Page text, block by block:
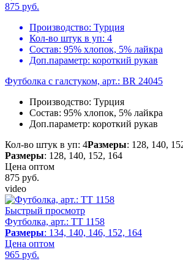
875 руб.
Производство: Турция
Кол-во штук в уп: 4
Состав: 95% хлопок, 5% лайкра
Доп.параметр: короткий рукав
Футболка с галстуком, арт.: BR 24045
Производство: Турция
Состав: 95% хлопок, 5% лайкра
Доп.параметр: короткий рукав
Кол-во штук в уп: 4Размеры: 128, 140,
Размеры: 128, 140, 152, 164
Цена оптом
875 руб.
video
Быстрый просмотр
Футболка, арт.: TT 1158
Размеры: 134, 140, 146, 152, 164
Цена оптом
965 руб.